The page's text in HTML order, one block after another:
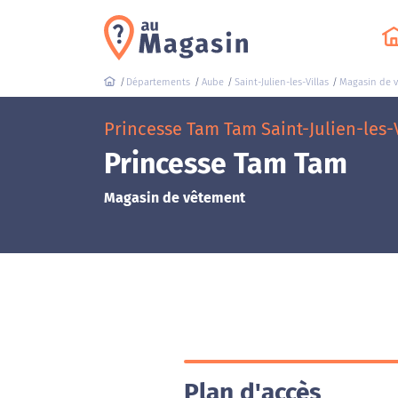
Départements Aube Saint-Julien-les-Villas Magasin de
Princesse Tam Tam Saint-Julien-
Princesse Tam Tam
Magasin de vêtement